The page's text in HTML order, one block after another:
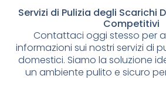
Servizi di Pulizia degli Scarichi
Competitivi
Contattaci oggi stesso per
informazioni sui nostri servizi di
domestici. Siamo la soluzione
un ambiente pulito e sicuro